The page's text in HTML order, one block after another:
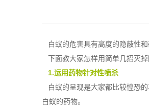
白蚁的危害具有高度的隐蔽性和
下面教大家怎样用简单几招灭掉
1.运用药物针对性喷杀
白蚁的呈现是大家都比较惶恐
白蚁的药物。